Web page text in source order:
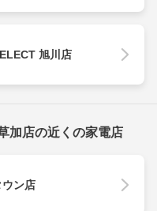
旭川店
加店の近くの家電店
ン店